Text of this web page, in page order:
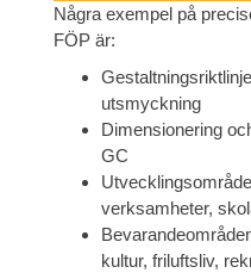
Några exempel på
FÖP är:
utsmyckning
Dimensionering
GC
verksamheter,
kultur, friluftsliv,